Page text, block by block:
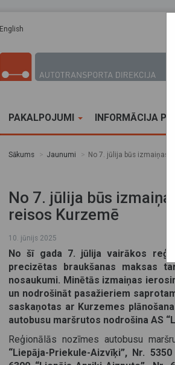
English
PAKALPOJUMI INFORMĀCIJA
Sākums Jaunumi No 7. jūlija būs izmaiņas
No 7. jūlija būs
reisos Kurzemē
10. jūnijs 2025
No šī gada 7. jūlija vairākos
precizētas braukšanas maksas
nosaukumi. Minētās izmaiņas
un nodrošināt pasažieriem
saskaņotas ar Kurzemes
autobusu maršrutos nodrošina AS
Reģionālās nozīmes autobusu
“Liepāja-Priekule-Aizvīķi”, Nr.